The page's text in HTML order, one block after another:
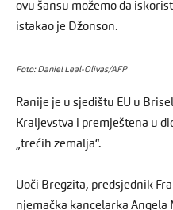
ovu šansu možemo da
istakao je Džonson.
Foto: Daniel Leal-Olivas/AFP
Ranije je u sjedištu EU u
Kraljevstva i premještena u
„trećih zemalja“.
Uoči Bregzita, predsjednik
njemačka kancelarka